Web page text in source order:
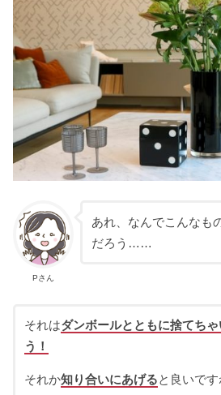
Pさん
あれ、なんでこんなも
だろう……
それはダンボールとともに捨てちゃ
う！
それか知り合いにあげると良いです